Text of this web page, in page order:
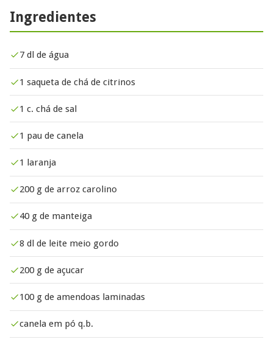
Ingredientes
7 dl de água
1 saqueta de chá de citrinos
1 c. chá de sal
1 pau de canela
1 laranja
200 g de arroz carolino
40 g de manteiga
8 dl de leite meio gordo
200 g de açucar
100 g de amendoas laminadas
canela em pó q.b.